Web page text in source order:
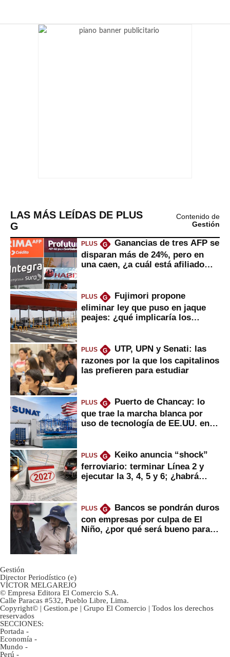
LAS MÁS LEÍDAS DE PLUS
G
Contenido de
Gestión
PLUS G
Ganancias de tres AFP se
disparan más de 24%, pero en
una caen, ¿a cuál está afiliado
PLUS G
Fujimori propone
eliminar ley que puso en jaque
peajes: ¿qué implicaría los
PLUS G
UTP, UPN y Senati: las
razones por la que los capitalinos
las prefieren para estudiar
PLUS G
Puerto de Chancay: lo
que trae la marcha blanca por
uso de tecnología de EE.UU. en
PLUS G
Keiko anuncia “shock”
ferroviario: terminar Línea 2 y
ejecutar la 3, 4, 5 y 6; ¿habrá
PLUS G
Bancos se pondrán duros
con empresas por culpa de El
Niño, ¿por qué será bueno para
Gestión
Director Periodístico (e)
VÍCTOR MELGAREJO
© Empresa Editora El Comercio S.A.
Calle Paracas #532, Pueblo Libre, Lima.
Copyright© | Gestion.pe | Grupo El Comercio | Todos los derechos
reservados
SECCIONES:
Portada -
Economía -
Mundo -
Perú -